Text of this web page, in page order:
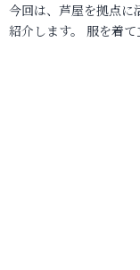
今回は、芦屋を拠点に
紹介します。 服を着